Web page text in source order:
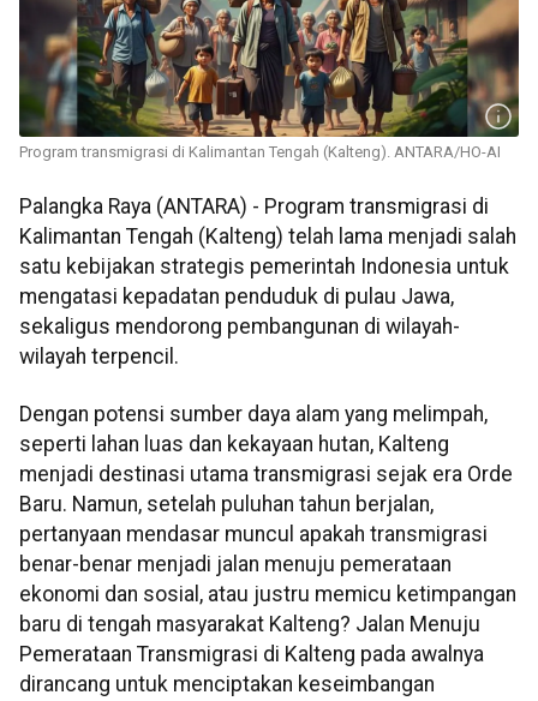
Program transmigrasi di Kalimantan Tengah (Kalteng). ANTARA/HO-AI
Palangka Raya (ANTARA) - Program transmigrasi di
Kalimantan Tengah (Kalteng) telah lama menjadi salah
satu kebijakan strategis pemerintah Indonesia untuk
mengatasi kepadatan penduduk di pulau Jawa,
sekaligus mendorong pembangunan di wilayah-
wilayah terpencil.
Dengan potensi sumber daya alam yang melimpah,
seperti lahan luas dan kekayaan hutan, Kalteng
menjadi destinasi utama transmigrasi sejak era Orde
Baru. Namun, setelah puluhan tahun berjalan,
pertanyaan mendasar muncul apakah transmigrasi
benar-benar menjadi jalan menuju pemerataan
ekonomi dan sosial, atau justru memicu ketimpangan
baru di tengah masyarakat Kalteng? Jalan Menuju
Pemerataan Transmigrasi di Kalteng pada awalnya
dirancang untuk menciptakan keseimbangan